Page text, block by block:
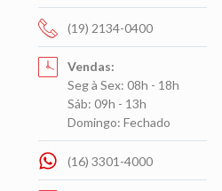
(19) 2134-0400
Vendas:
Seg à Sex: 08h - 18h
Sáb: 09h - 13h
Domingo: Fechado
(16) 3301-4000